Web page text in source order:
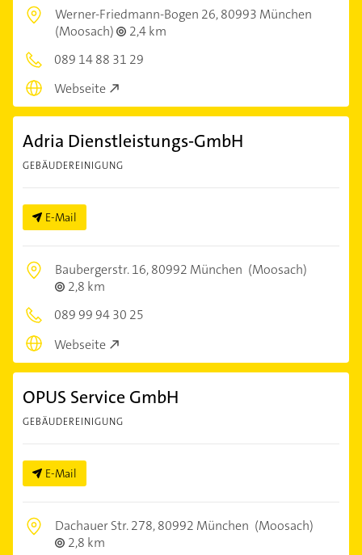
Werner-Friedmann-Bogen 26,80993 München
(Moosach)
2,4 km
089 14 88 31 29
Webseite
Adria Dienstleistungs-GmbH
GEBÄUDEREINIGUNG
E-Mail
Baubergerstr. 16,80992 München (Moosach)
2,8 km
089 99 94 30 25
Webseite
OPUS Service GmbH
GEBÄUDEREINIGUNG
E-Mail
Dachauer Str. 278,80992 München (Moosach)
2,8 km